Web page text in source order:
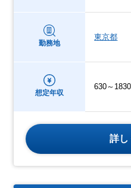
勤務地
東京都
想定年収
630～
詳し